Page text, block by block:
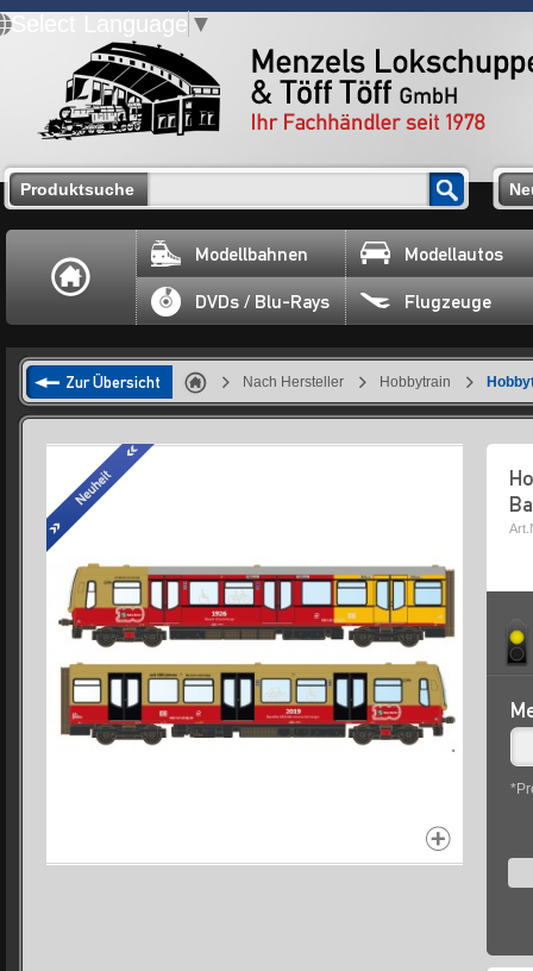
Select Language ▼
Produktsuche
Modellbahnen Modellautos
DVDs / Blu-Rays Flugzeuge
Zur Übersicht Nach Hersteller Hobbytrain